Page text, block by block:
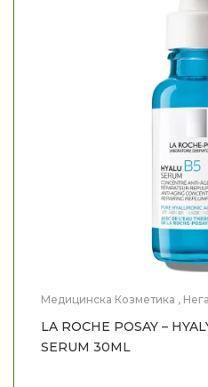
Медицинска Козметика ,
LA ROCHE POSAY –
SERUM 30ML